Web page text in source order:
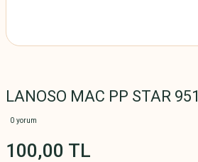
LANOSO MAC PP STAR 951
0 yorum
100,00 TL